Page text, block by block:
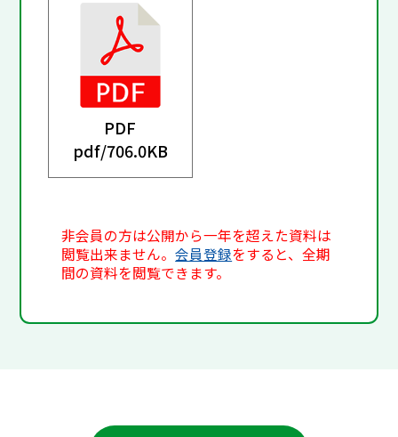
PDF
pdf/706.0KB
非会員の方は公開から一年を超えた資料は
閲覧出来ません。会員登録をすると、全期
間の資料を閲覧できます。